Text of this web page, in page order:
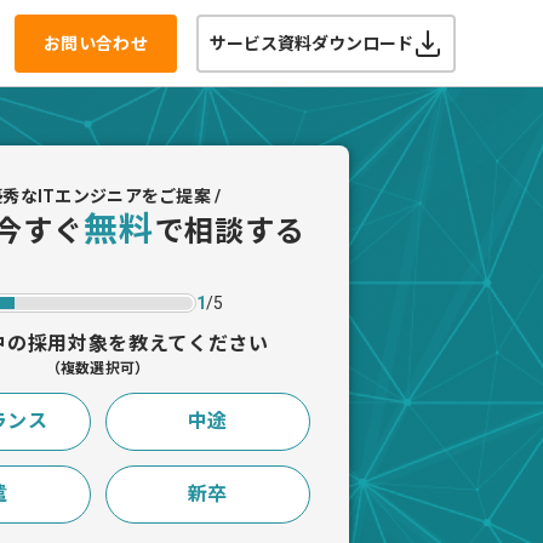
お問い合わせ サービス資料ダウンロード
なITエンジニアをご提案 /
すぐ無料で相談する
1/5
の採用対象を教えてください
（複数選択可）
ンス 中途
新卒